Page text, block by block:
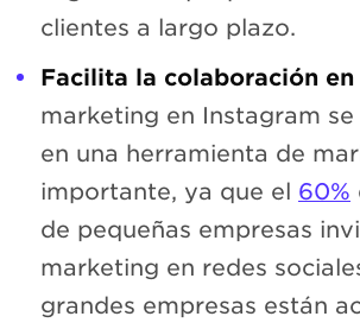
clientes a largo plazo.
Facilita la colaboración en
marketing en Instagram
en una herramienta de
importante, ya que el 60%
de pequeñas empresas
marketing en redes
grandes empresas están